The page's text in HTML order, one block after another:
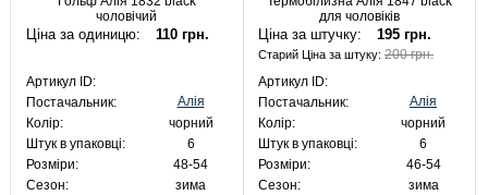
чоловічий
Ціна за одиницю: 110 грн.
Артикул ID:
Постачальник:
Алія
Колір:
чорний
Штук в упаковці:
6
Розміри:
48-54
Сезон:
зима
для чоловіків
Ціна за штучку: 195 грн.
Старий Ціна за штуку:200 грн.
Артикул ID:
Постачальник:
Алія
Колір:
чорний
Штук в упаковці:
6
Розміри:
46-54
Сезон:
зима